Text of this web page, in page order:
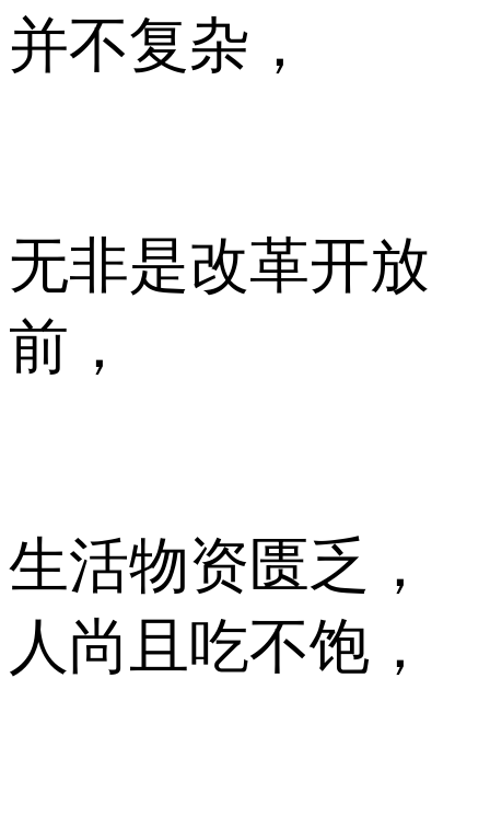
并不复杂，
无非是改革开放
前，
生活物资匮乏，
人尚且吃不饱，